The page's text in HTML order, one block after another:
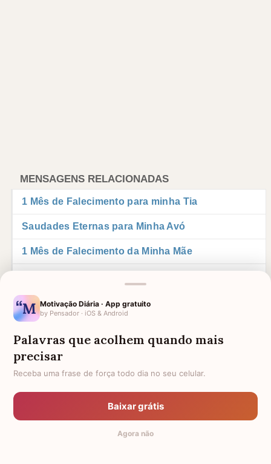
MENSAGENS RELACIONADAS
1 Mês de Falecimento para minha Tia
Saudades Eternas para Minha Avó
1 Mês de Falecimento da Minha Mãe
Descanse em Paz Tia
Saudades Eternas para Pai Falecido
1 Ano de Falecimento de Tia
Motivação Diária · App gratuito
by Pensador · iOS & Android
Palavras que acolhem quando mais
precisar
Receba uma frase de força todo dia no seu celular.
Baixar grátis
Agora não